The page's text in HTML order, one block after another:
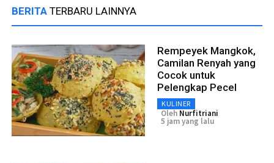
BERITA TERBARU LAINNYA
Rempeyek Mangkok,
Camilan Renyah yang
Cocok untuk
Pelengkap Pecel
KULINER
Oleh Nurfitriani
5 jam yang lalu